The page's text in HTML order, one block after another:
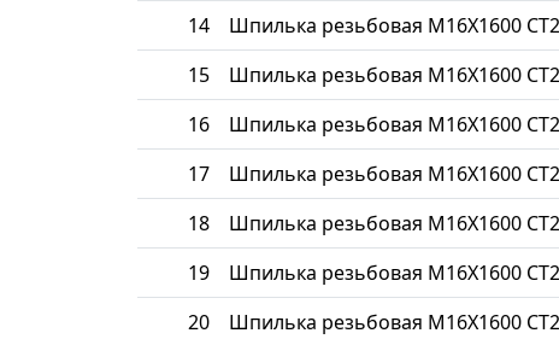
14 Шпилька резьбовая М16Х1600
15 Шпилька резьбовая М16Х1600
16 Шпилька резьбовая М16Х1600
17 Шпилька резьбовая М16Х1600
18 Шпилька резьбовая М16Х1600
19 Шпилька резьбовая М16Х1600
20 Шпилька резьбовая М16Х1600